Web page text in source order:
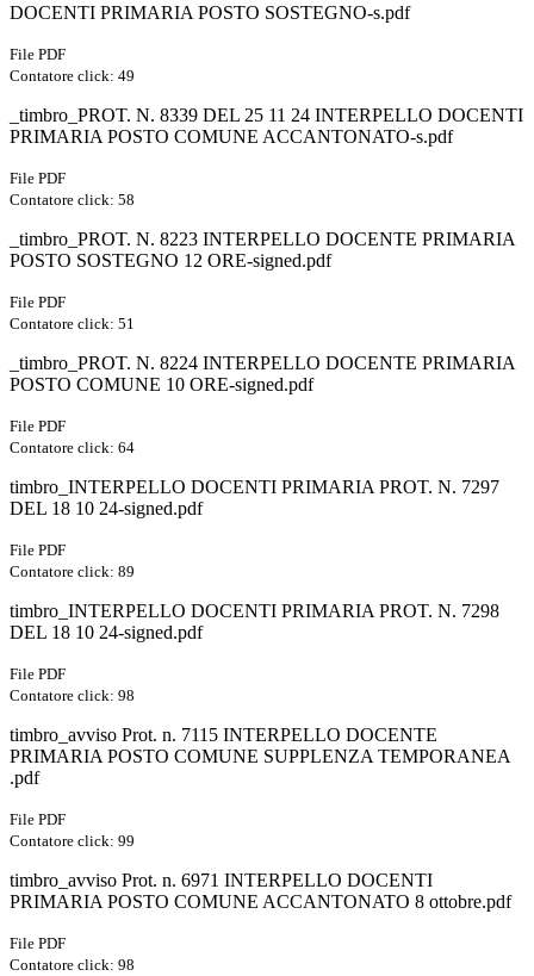
DOCENTI PRIMARIA POSTO SOSTEGNO-s.pdf
File PDF
Contatore click: 49
_timbro_PROT. N. 8339 DEL 25 11 24 INTERPELLO DOCENTI
PRIMARIA POSTO COMUNE ACCANTONATO-s.pdf
File PDF
Contatore click: 58
_timbro_PROT. N. 8223 INTERPELLO DOCENTE PRIMARIA
POSTO SOSTEGNO 12 ORE-signed.pdf
File PDF
Contatore click: 51
_timbro_PROT. N. 8224 INTERPELLO DOCENTE PRIMARIA
POSTO COMUNE 10 ORE-signed.pdf
File PDF
Contatore click: 64
timbro_INTERPELLO DOCENTI PRIMARIA PROT. N. 7297
DEL 18 10 24-signed.pdf
File PDF
Contatore click: 89
timbro_INTERPELLO DOCENTI PRIMARIA PROT. N. 7298
DEL 18 10 24-signed.pdf
File PDF
Contatore click: 98
timbro_avviso Prot. n. 7115 INTERPELLO DOCENTE
PRIMARIA POSTO COMUNE SUPPLENZA TEMPORANEA
.pdf
File PDF
Contatore click: 99
timbro_avviso Prot. n. 6971 INTERPELLO DOCENTI
PRIMARIA POSTO COMUNE ACCANTONATO 8 ottobre.pdf
File PDF
Contatore click: 98